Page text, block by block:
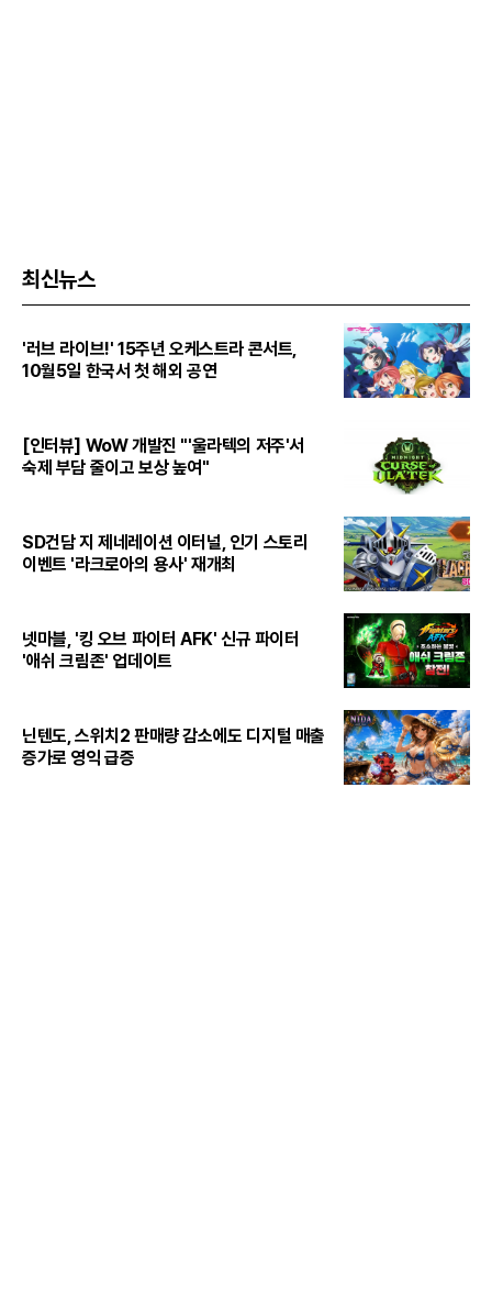
최신뉴스
'러브 라이브!' 15주년 오케스트라 콘서트,
10월5일 한국서 첫 해외 공연
[인터뷰] WoW 개발진 "'울라텍의 저주'서
숙제 부담 줄이고 보상 높여"
SD건담 지 제네레이션 이터널, 인기 스토리
이벤트 '라크로아의 용사' 재개최
넷마블, '킹 오브 파이터 AFK' 신규 파이터
'애쉬 크림존' 업데이트
닌텐도, 스위치2 판매량 감소에도 디지털 매출
증가로 영익 급증